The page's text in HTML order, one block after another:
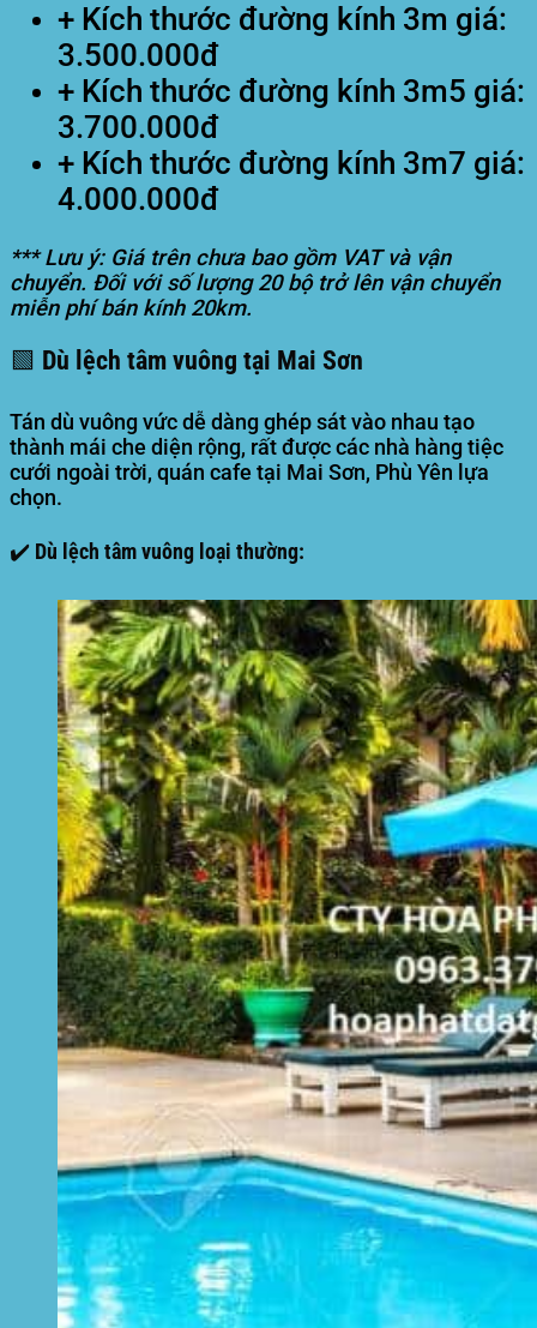
+ Kích thước đường kính 3m giá:
3.500.000đ
+ Kích thước đường kính 3m5 giá:
3.700.000đ
+ Kích thước đường kính 3m7 giá:
4.000.000đ
*** Lưu ý: Giá trên chưa bao gồm VAT và vận
chuyển. Đối với số lượng 20 bộ trở lên vận chuyển
miễn phí bán kính 20km.
🟩 Dù lệch tâm vuông tại Mai Sơn
Tán dù vuông vức dễ dàng ghép sát vào nhau tạo
thành mái che diện rộng, rất được các nhà hàng tiệc
cưới ngoài trời, quán cafe tại Mai Sơn, Phù Yên lựa
chọn.
✔️ Dù lệch tâm vuông loại thường: